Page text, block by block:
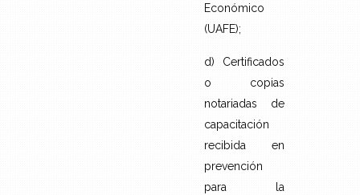
Económico
(UAFE);
d) Certificados
o copias
notariadas de
capacitación
recibida en
prevención
para la